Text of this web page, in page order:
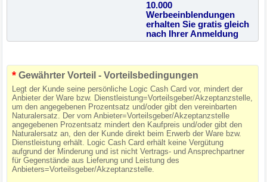
10.000
Werbeeinblendungen
erhalten Sie gratis gleich
nach Ihrer Anmeldung
* Gewährter Vorteil - Vorteilsbedingungen
Legt der Kunde seine persönliche Logic Cash Card vor, mindert der
Anbieter der Ware bzw. Dienstleistung=Vorteilsgeber/Akzeptanzstelle,
um den angegebenen Prozentsatz und/oder gibt den vereinbarten
Naturalersatz. Der vom Anbieter=Vorteilsgeber/Akzeptanzstelle
angegebenen Prozentsatz mindert den Kaufpreis und/oder gibt den
Naturalersatz an, den der Kunde direkt beim Erwerb der Ware bzw.
Dienstleistung erhält. Logic Cash Card erhält keine Vergütung
aufgrund der Minderung und ist nicht Vertrags- und Ansprechpartner
für Gegenstände aus Lieferung und Leistung des
Anbieters=Vorteilsgeber/Akzeptanzstelle.